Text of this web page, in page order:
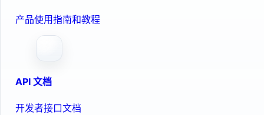
产品使用指南和教程
API 文档
开发者接口文档